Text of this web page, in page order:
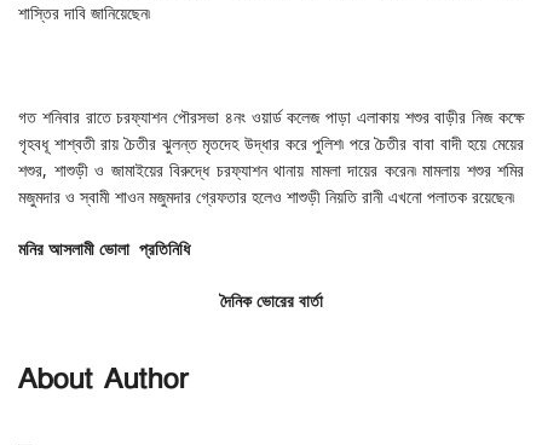
শাস্তির দাবি জানিয়েছেন৷
গত শনিবার রাতে চরফ্যাশন পৌরসভা ৪নং ওয়ার্ড কলেজ পাড়া এলাকায় শশুর বাড়ীর নিজ কক্ষে
গৃহবধূ শাশ্বতী রায় চৈতীর ঝুলন্ত মৃতদেহ উদ্ধার করে পুলিশ৷ পরে চৈতীর বাবা বাদী হয়ে মেয়ের
শশুর, শাশুড়ী ও জামাইয়ের বিরুদ্ধে চরফ্যাশন থানায় মামলা দায়ের করেন৷ মামলায় শশুর শমির
মজুমদার ও স্বামী শাওন মজুমদার গ্রেফতার হলেও শাশুড়ী নিয়তি রানী এখনো পলাতক রয়েছেন৷
মনির আসলামী ভোলা প্রতিনিধি
দৈনিকভোরের বার্তা
About Author